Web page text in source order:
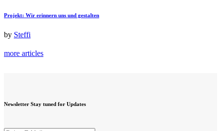
Projekt: Wir erinnern uns und gestalten
by Steffi
more articles
Newsletter Stay tuned for Updates